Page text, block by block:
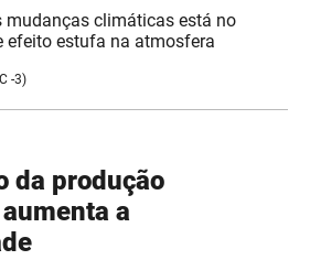
mudanças climáticas está no
efeito estufa na atmosfera
-3)
da produção
a